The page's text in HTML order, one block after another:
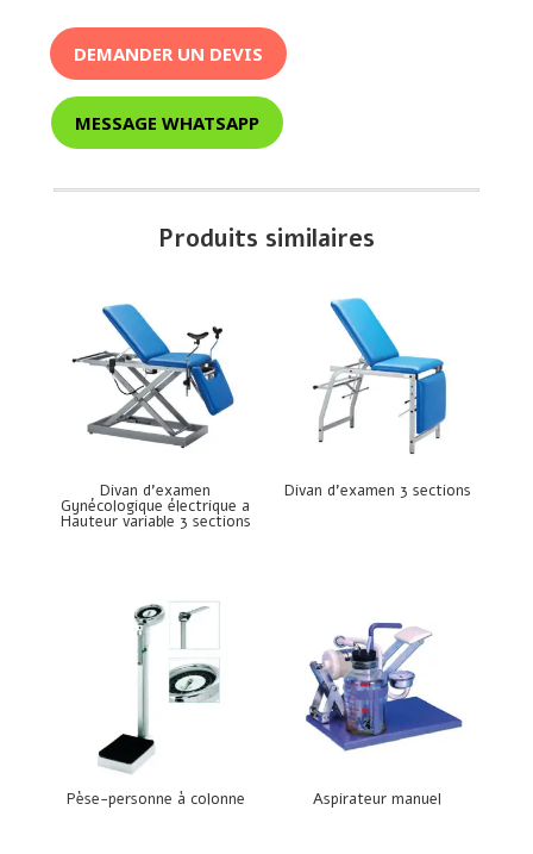
DEMANDER UN DEVIS
MESSAGE WHATSAPP
Produits similaires
Divan d’examen
Gynécologique électrique a
Hauteur variable 3 sections
Divan d’examen 3 sections
Pèse-personne à colonne Aspirateur manuel